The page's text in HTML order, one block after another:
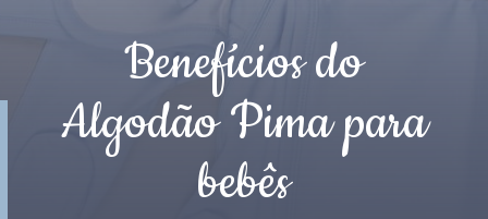
Benefícios do
Algodão Pima para
bebês